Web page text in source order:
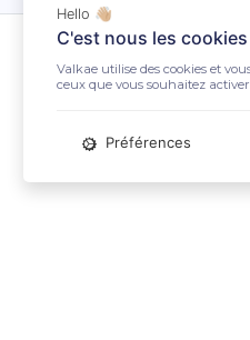
Hello 👋🏼
C'est nous les cookies
Valkae utilise des cookies et
ceux que vous souhaitez
Préférences